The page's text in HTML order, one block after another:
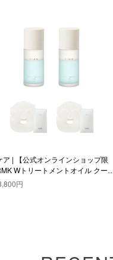
ア | 【公式オンラインショップ限
Wトリートメントオイル クー
セット
円